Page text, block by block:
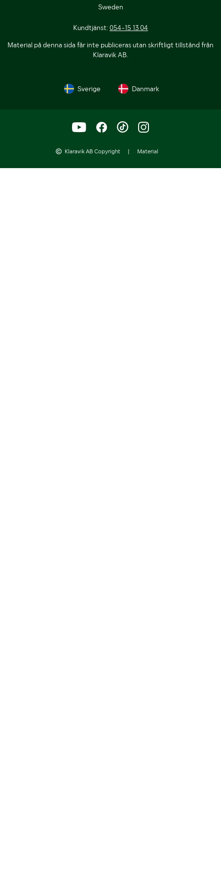
Sweden
Kundtjänst: 054-15 13 04
Material på denna sida får inte publiceras utan skriftligt tillstånd från
Klaravik AB.
Sverige Danmark
Klaravik AB Copyright | Material